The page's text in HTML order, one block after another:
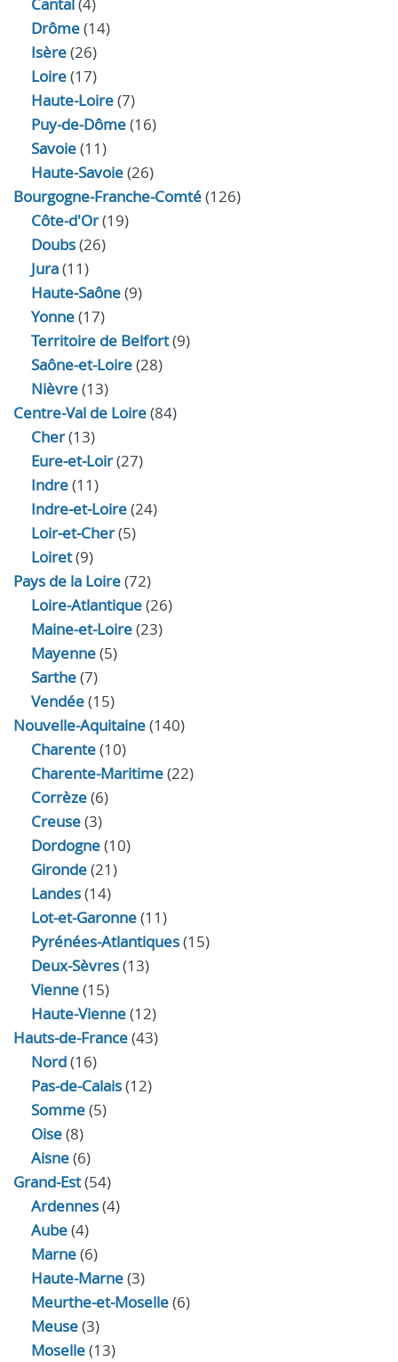
Drôme(14)
Isère(26)
Loire(17)
Haute-Loire(7)
Puy-de-Dôme(16)
Savoie(11)
Haute-Savoie(26)
Bourgogne-Franche-Comté(126)
Côte-d'Or(19)
Doubs(26)
Jura(11)
Haute‑Saône(9)
Yonne(17)
Territoire de Belfort(9)
Saône-et-Loire(28)
Nièvre(13)
Centre-Val de Loire(84)
Cher(13)
Eure‑et‑Loir(27)
Indre(11)
Indre‑et‑Loire(24)
Loir‑et‑Cher(5)
Loiret(9)
Pays de la Loire(72)
Loire-Atlantique(26)
Maine-et-Loire(23)
Mayenne(5)
Sarthe(7)
Vendée(15)
Nouvelle-Aquitaine(140)
Charente(10)
Charente-Maritime(22)
Corrèze(6)
Creuse(3)
Dordogne(10)
Gironde(21)
Landes(14)
Lot-et-Garonne(11)
Pyrénées-Atlantiques(15)
Deux-Sèvres(13)
Vienne(15)
Haute-Vienne(12)
Hauts-de-France(43)
Nord(16)
Pas-de-Calais(12)
Somme(5)
Oise(8)
Aisne(6)
Grand-Est(54)
Ardennes(4)
Aube(4)
Marne(6)
Haute-Marne(3)
Meurthe-et-Moselle(6)
Meuse(3)
Moselle(13)